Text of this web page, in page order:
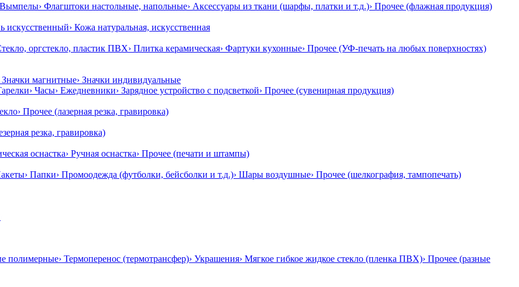
Вымпелы› Флагштоки настольные, напольные› Аксессуары из ткани (шарфы, платки и т.д.)› Прочее (флажная продукция)
искусственный› Кожа натуральная, искусственная
оргстекло, пластик ПВХ› Плитка керамическая› Фартуки кухонные› Прочее (УФ-печать на любых поверхностях)
Значки магнитные› Значки индивидуальные
› Часы› Ежедневники› Зарядное устройство с подсветкой› Прочее (сувенирная продукция)
› Прочее (лазерная резка, гравировка)
резка, гравировка)
оснастка› Ручная оснастка› Прочее (печати и штампы)
› Папки› Промоодежда (футболки, бейсболки и т.д.)› Шары воздушные› Прочее (шелкография, тампопечать)
полимерные› Термоперенос (термотрансфер)› Украшения› Мягкое гибкое жидкое стекло (пленка ПВХ)› Прочее (разные